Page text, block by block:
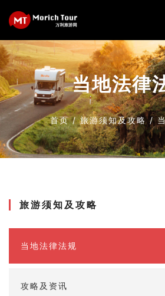
当地法律
首页/旅游须知及攻略/
旅游须知及攻略
当地法律法规
攻略及资讯